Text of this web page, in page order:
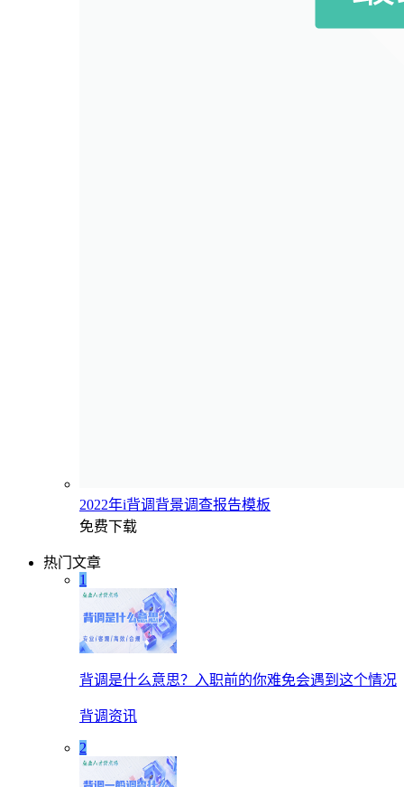
2022年i背调背景调查报告模板
免费下载
热门文章
1
背调是什么意思？入职前的你难免会遇到这个情况
背调资讯
2